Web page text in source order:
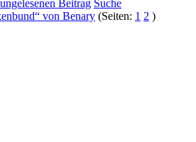
Suche
von Benary (Seiten: 1 2 )